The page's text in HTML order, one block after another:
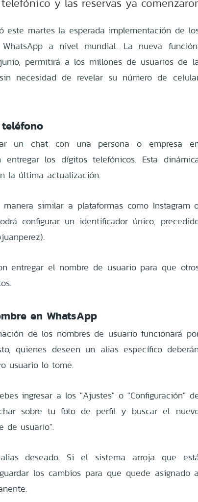
y las reservas ya
este martes la esperada implementación de
a nivel mundial. La nueva
permitirá a los millones de usuarios de
necesidad de revelar su número de
un chat con una persona o empresa
entregar los dígitos telefónicos. Esta
la última actualización.
similar a plataformas como Instagram
configurar un identificador único,
entregar el nombre de usuario para que
en WhatsApp
de los nombres de usuario funcionará
quienes deseen un alias específico deberán
usuario lo tome.
ingresar a los "Ajustes" o "Configuración"
sobre tu foto de perfil y buscar el
de usuario".
deseado. Si el sistema arroja que
los cambios para que quede asignado a